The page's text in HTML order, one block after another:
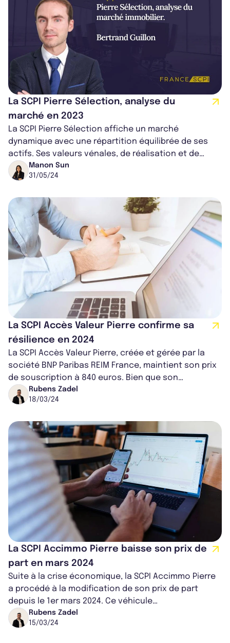
La SCPI Pierre Sélection, analyse du
marché en 2023
La SCPI Pierre Sélection affiche un marché
dynamique avec une répartition équilibrée de ses
actifs. Ses valeurs vénales, de réalisation et de
reconstitution sont solides, offrant u...
Manon Sun
31/05/24
La SCPI Accès Valeur Pierre confirme sa
résilience en 2024
La SCPI Accès Valeur Pierre, créée et gérée par la
société BNP Paribas REIM France, maintient son prix
de souscription à 840 euros. Bien que son
portefeuille ait été légèrement aff...
Rubens Zadel
18/03/24
La SCPI Accimmo Pierre baisse son prix de
part en mars 2024
Suite à la crise économique, la SCPI Accimmo Pierre
a procédé à la modification de son prix de part
depuis le 1er mars 2024. Ce véhicule
d’investissement, spécialisé dans les actif...
Rubens Zadel
15/03/24